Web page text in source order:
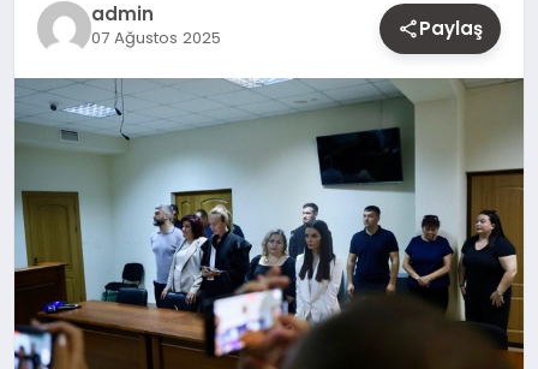
admin
07 Ağustos 2025 Paylaş